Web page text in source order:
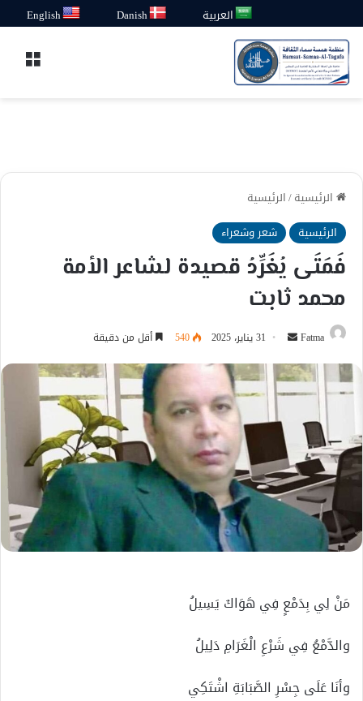
العربية Danish
English
الرئيسية/الرئيسية
الرئيسية
شعر وشعراء
فَمَتَى يُغَرِّدُ قصيدة لشاعر الأمة
محمد ثابت
Fatma
أرسل
إلكترونيا
31 يناير، 2025 540 أقل من دقيقة
مَنْ لِي بِدَمْعٍ فِي هَوَاكَ يَسِيلُ
والدَّمْعُ فِي شَرْعِ الْغَرَامِ دَلِيلُ
وأنَا عَلَى جِسْرِ الصَّبَابَةِ اشْتَكِي